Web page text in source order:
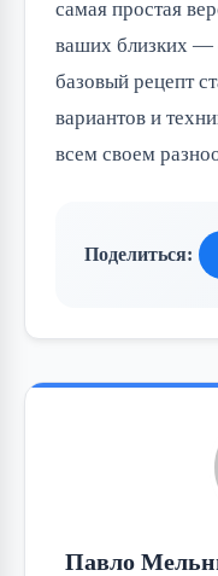
самая простая
ваших близких —
базовый рецепт
вариантов и
всем своем
Поделиться:
Павло